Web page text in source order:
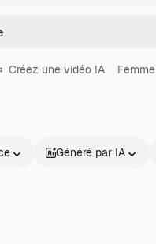
Créez une vidéo IA Femme
Généré par IA